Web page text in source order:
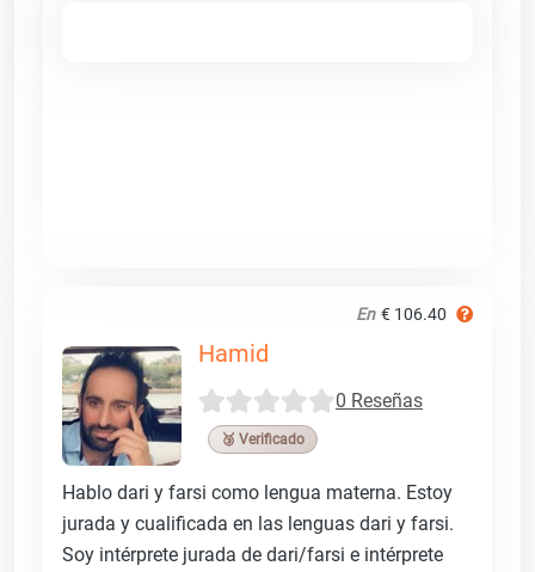
En € 106.40
Hamid
0 Reseñas
🥉 Verificado
Hablo dari y farsi como lengua materna. Estoy
jurada y cualificada en las lenguas dari y farsi.
Soy intérprete jurada de dari/farsi e intérprete